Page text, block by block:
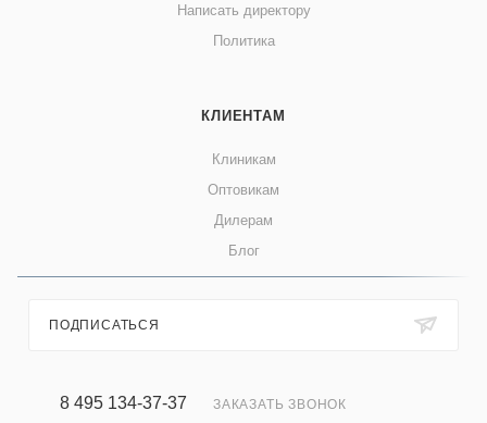
Написать директору
Политика
КЛИЕНТАМ
Клиникам
Оптовикам
Дилерам
Блог
ПОДПИСАТЬСЯ
8 495 134-37-37 ЗАКАЗАТЬ ЗВОНОК